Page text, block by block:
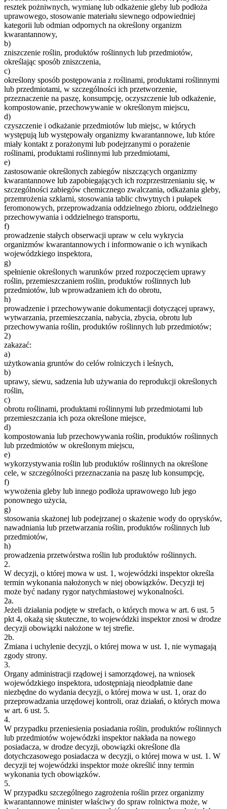
resztek pożniwnych, wymianę lub odkażenie gleby lub podłoża
uprawowego, stosowanie materiału siewnego odpowiedniej
kategorii lub odmian odpornych na określony organizm
kwarantannowy,
b)
zniszczenie roślin, produktów roślinnych lub przedmiotów,
określając sposób zniszczenia,
c)
określony sposób postępowania z roślinami, produktami roślinnymi
lub przedmiotami, w szczególności ich przetworzenie,
przeznaczenie na paszę, konsumpcję, oczyszczenie lub odkażenie,
kompostowanie, przechowywanie w określonym miejscu,
d)
czyszczenie i odkażanie przedmiotów lub miejsc, w których
występują lub występowały organizmy kwarantannowe, lub które
miały kontakt z porażonymi lub podejrzanymi o porażenie
roślinami, produktami roślinnymi lub przedmiotami,
e)
zastosowanie określonych zabiegów niszczących organizmy
kwarantannowe lub zapobiegających ich rozprzestrzenianiu się, w
szczególności zabiegów chemicznego zwalczania, odkażania gleby,
przemrożenia szklarni, stosowania tablic chwytnych i pułapek
feromonowych, przeprowadzania oddzielnego zbioru, oddzielnego
przechowywania i oddzielnego transportu,
f)
prowadzenie stałych obserwacji upraw w celu wykrycia
organizmów kwarantannowych i informowanie o ich wynikach
wojewódzkiego inspektora,
g)
spełnienie określonych warunków przed rozpoczęciem uprawy
roślin, przemieszczaniem roślin, produktów roślinnych lub
przedmiotów, lub wprowadzaniem ich do obrotu,
h)
prowadzenie i przechowywanie dokumentacji dotyczącej uprawy,
wytwarzania, przemieszczania, nabycia, zbycia, obrotu lub
przechowywania roślin, produktów roślinnych lub przedmiotów;
2)
zakazać:
a)
użytkowania gruntów do celów rolniczych i leśnych,
b)
uprawy, siewu, sadzenia lub używania do reprodukcji określonych
roślin,
c)
obrotu roślinami, produktami roślinnymi lub przedmiotami lub
przemieszczania ich poza określone miejsce,
d)
kompostowania lub przechowywania roślin, produktów roślinnych
lub przedmiotów w określonym miejscu,
e)
wykorzystywania roślin lub produktów roślinnych na określone
cele, w szczególności przeznaczania na paszę lub konsumpcję,
f)
wywożenia gleby lub innego podłoża uprawowego lub jego
ponownego użycia,
g)
stosowania skażonej lub podejrzanej o skażenie wody do oprysków,
nawadniania lub przetwarzania roślin, produktów roślinnych lub
przedmiotów,
h)
prowadzenia przetwórstwa roślin lub produktów roślinnych.
2.
W decyzji, o której mowa w ust. 1, wojewódzki inspektor określa
termin wykonania nałożonych w niej obowiązków. Decyzji tej
może być nadany rygor natychmiastowej wykonalności.
2a.
Jeżeli działania podjęte w strefach, o których mowa w art. 6 ust. 5
pkt 4, okażą się skuteczne, to wojewódzki inspektor znosi w drodze
decyzji obowiązki nałożone w tej strefie.
2b.
Zmiana i uchylenie decyzji, o której mowa w ust. 1, nie wymagają
zgody strony.
3.
Organy administracji rządowej i samorządowej, na wniosek
wojewódzkiego inspektora, udostępniają nieodpłatnie dane
niezbędne do wydania decyzji, o której mowa w ust. 1, oraz do
przeprowadzania urzędowej kontroli, oraz działań, o których mowa
w art. 6 ust. 5.
4.
W przypadku przeniesienia posiadania roślin, produktów roślinnych
lub przedmiotów wojewódzki inspektor nakłada na nowego
posiadacza, w drodze decyzji, obowiązki określone dla
dotychczasowego posiadacza w decyzji, o której mowa w ust. 1. W
decyzji tej wojewódzki inspektor może określić inny termin
wykonania tych obowiązków.
5.
W przypadku szczególnego zagrożenia roślin przez organizmy
kwarantannowe minister właściwy do spraw rolnictwa może, w